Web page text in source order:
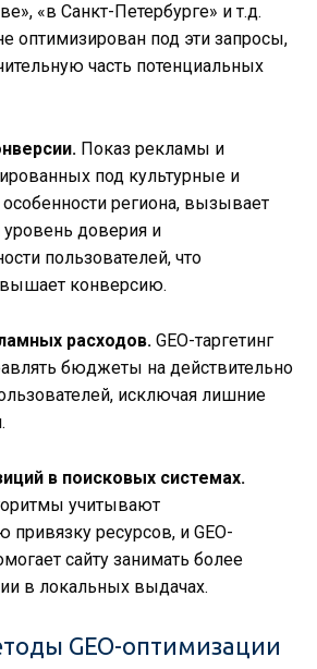
«в Санкт-Петербурге» и т.д.
оптимизирован под эти запросы,
часть потенциальных
Показ рекламы и
под культурные и
региона, вызывает
доверия и
пользователей, что
конверсию.
расходов. GEO-таргетинг
бюджеты на действительно
исключая лишние
в поисковых системах.
учитывают
привязку ресурсов, и GEO-
сайту занимать более
в локальных выдачах.
GEO-оптимизации